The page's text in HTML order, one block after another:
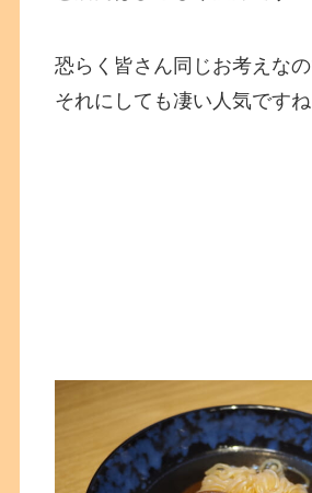
恐らく皆さん同じお考えなの
それにしても凄い人気ですね